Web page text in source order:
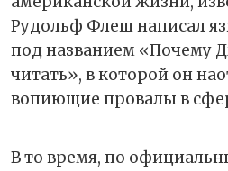
Рудольф Флеш написал
под названием «Почему
читать», в которой он
вопиющие провалы в
В то время, по